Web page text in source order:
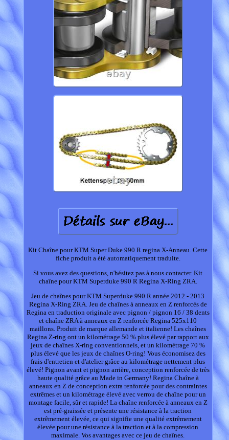
Kit Chaîne pour KTM Super Duke 990 R regina X-Anneau. Cette
fiche produit a été automatiquement traduite.
Si vous avez des questions, n'hésitez pas à nous contacter. Kit
chaîne pour KTM Superduke 990 R Regina X-Ring ZRA.
Jeu de chaînes pour KTM Superduke 990 R année 2012 - 2013
Regina X-Ring ZRA. Jeu de chaînes à anneaux en Z renforcés de
Regina en traduction originale avec pignon / pignon 16 / 38 dents
et chaîne ZRA à anneaux en Z renforcée Regina 525x110
maillons. Produit de marque allemande et italienne! Les chaînes
Regina Z-ring ont un kilométrage 50 % plus élevé par rapport aux
jeux de chaînes X-ring conventionnels, et un kilométrage 70 %
plus élevé que les jeux de chaînes O-ring! Vous économisez des
frais d'entretien et d'atelier grâce au kilométrage nettement plus
élevé! Pignon avant et pignon arrière, conception renforcée de très
haute qualité grâce au Made in Germany! Regina Chaîne à
anneaux en Z de conception extra renforcée pour des contraintes
extrêmes et un kilométrage élevé avec verrou de chaîne pour un
montage facile, sûr et rapide! La chaîne renforcée à anneaux en Z
est pré-graissée et présente une résistance à la traction
extrêmement élevée, ce qui signifie une qualité extrêmement
élevée pour une résistance à la traction et à la compression
maximale. Vos avantages avec ce jeu de chaînes.